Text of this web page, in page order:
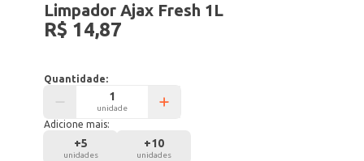
Limpador Ajax Fresh 1L
R$ 14,87
Quantidade:
unidade
Adicione mais:
+5
unidades
+10
unidades